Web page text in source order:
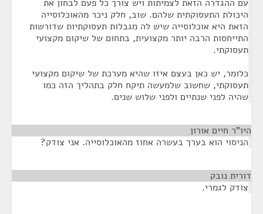
עם ההגדרה הזאת לצמיתות ויש צורך כל פעם לבחון את
היכולת התעסוקתית שלהם. שוב, חלק ניכר מהאוכלוסייה
הזאת היא אוכלוסייה שיש לה מגבלות תעסוקתיות שדורשות
התייחסות הרבה יותר מקצועית, בתחום של שיקום מקצועי
תעסוקתי.
כלומר, יש כאן בעצם איזו שהיא מערכת של שיקום מקצועי
תעסוקתי, שחשוב שלמעשה תיקח חלק בתהליך הזה כמו
שהיה לפני שנתיים ולפני שלוש שנים.
היו"ר חיים אורון
הניסוי הוא בערך בעשרה אחוז מהאוכלוסייה. אני צודק?
דורית נובק
צודק לגמרי.